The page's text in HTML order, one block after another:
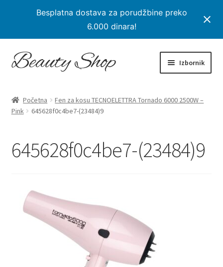
Besplatna dostava za porudžbine preko
6.000 dinara!
Preskoči
na
Skoči
na
Izbornik
Proizvodi
Checkout
Korpa
Početna
Fen za kosu TECNOELETTRA Tornado 6000 2500W –
Pink
645628f0c4be7-(23484)9
645628f0c4be7-(23484)9